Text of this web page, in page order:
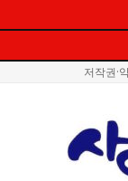
저작권·